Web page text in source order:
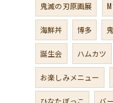
鬼滅の刃原画展
海鮮丼 博多
誕生会 ハムカツ
お楽しみメニュー
ひなたぼっこ バ